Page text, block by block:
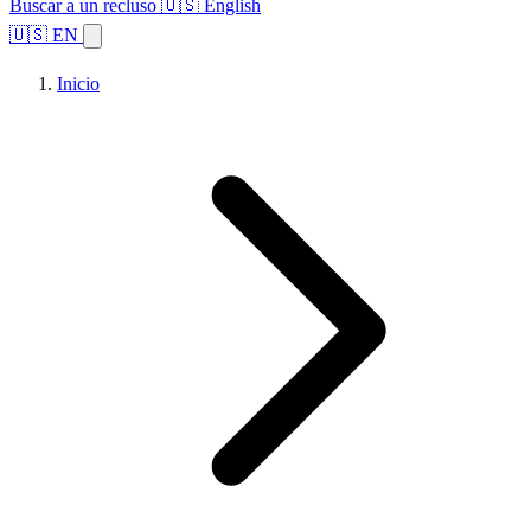
Buscar a un recluso 🇺🇸 English
🇺🇸 EN
Inicio